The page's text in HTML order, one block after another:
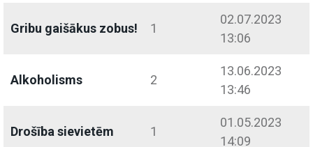
Gribu gaišākus zobus! 1
02.07.2023
13:06
Alkoholisms 2
13.06.2023
13:46
Drošība sievietēm 1
01.05.2023
14:09